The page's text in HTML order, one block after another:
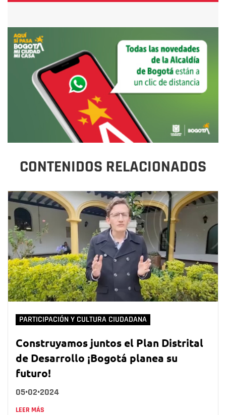
CONTENIDOS RELACIONADOS
PARTICIPACIÓN Y CULTURA CIUDADANA
Construyamos juntos el Plan Distrital
de Desarrollo ¡Bogotá planea su
futuro!
05•02•2024
LEER MÁS